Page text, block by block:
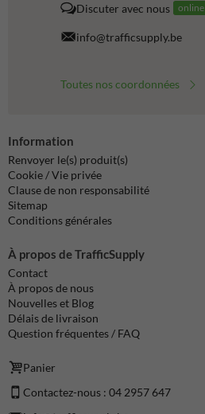
Discuter avec nous online
info@trafficsupply.be
Toutes nos coordonnées
Information
Renvoyer le(s) produit(s)
Cookie / Vie privée
Clause de non responsabilité
Sitemap
Conditions générales
À propos de TrafficSupply
Contact
À propos de nous
Nouvelles et Blog
Délais de livraison
Question fréquentes / FAQ
Panier
Contactez-nous : 04 2957 647